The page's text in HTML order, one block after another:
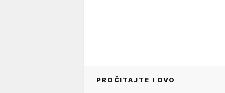
PROČITAJTE I OVO